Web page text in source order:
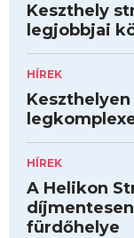
Keszthely
legjobbjai
HÍREK
HÍREK
A Helikon
fürdőhelye